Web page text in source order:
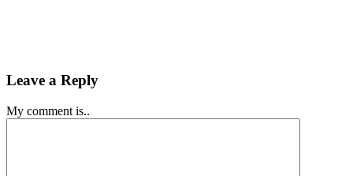
Leave a Reply
My comment is..